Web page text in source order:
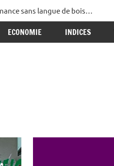
sans langue de bois…
ECONOMIE INDICES